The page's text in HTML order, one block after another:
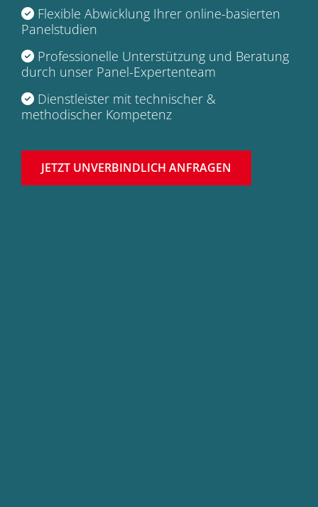
Flexible Abwicklung Ihrer online-basierten
Panelstudien
Professionelle Unterstützung und Beratung
durch unser Panel-Expertenteam
Dienstleister mit technischer &
methodischer Kompetenz
JETZT UNVERBINDLICH ANFRAGEN